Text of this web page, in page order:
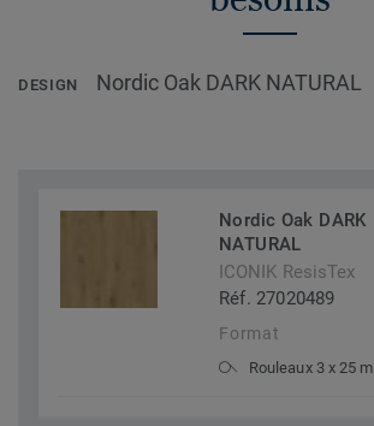
DESIGN Nordic Oak DARK NATURAL
Nordic Oak DARK
NATURAL
ICONIK ResisTex
Réf. 27020489
Format
Rouleaux 3 x 25 m